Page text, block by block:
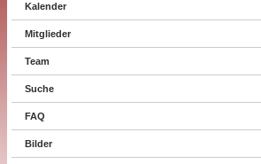
Kalender
Mitglieder
Team
Suche
FAQ
Bilder